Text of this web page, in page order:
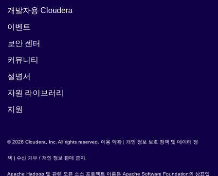
개발자용 Cloudera
이벤트
보안 센터
커뮤니티
설명서
자원 라이브러리
지원
© 2026 Cloudera, Inc. All rights reserved. 이용 약관 | 개인 정보 보호 정책 및 데이터 정
책 | 수신 거부 / 개인 정보 판매 금지.
Apache Hadoop 및 관련 오픈 소스 프로젝트 이름은 Apache Software Foundation의 상표입